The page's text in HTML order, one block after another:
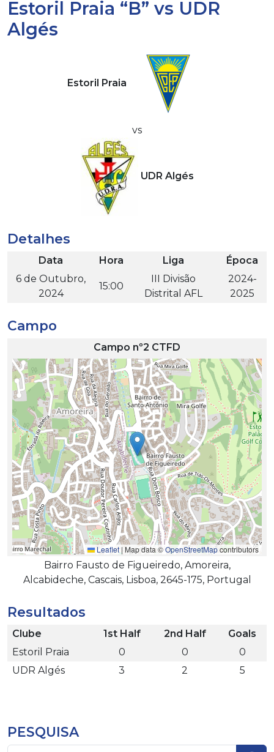
Estoril Praia “B” vs UDR
Algés
Estoril Praia
vs
UDR Algés
Detalhes
Data Hora Liga
Época
6 de Outubro,
2024
15:00
III Divisão
Distrital AFL
2024-
2025
Campo
Campo nº2 CTFD
Leaflet | Map data ©OpenStreetMapcontributors
Bairro Fausto de Figueiredo, Amoreira,
Alcabideche, Cascais, Lisboa, 2645-175, Portugal
Resultados
Clube 1st Half 2nd Half
Goals
Estoril Praia
0 0
0
UDR Algés
3 2 5
PESQUISA